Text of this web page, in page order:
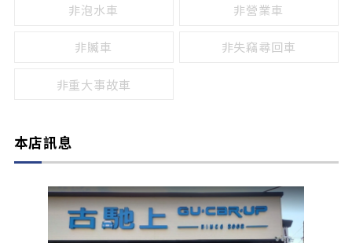
非泡水車 非營業車
非贓車 非失竊尋回車
非重大事故車
本店訊息